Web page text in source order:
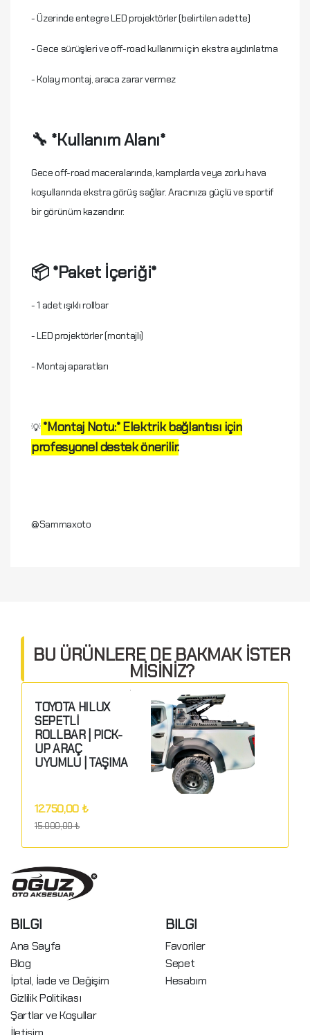
- Üzerinde entegre LED projektörler (belirtilen adette)
- Gece sürüşleri ve off-road kullanımı için ekstra aydınlatma
- Kolay montaj, araca zarar vermez
🔧 *Kullanım Alanı*
Gece off-road maceralarında, kamplarda veya zorlu hava
koşullarında ekstra görüş sağlar. Aracınıza güçlü ve sportif
bir görünüm kazandırır.
📦 *Paket İçeriği*
- 1 adet ışıklı rollbar
- LED projektörler (montajlı)
- Montaj aparatları
💡*Montaj Notu:* Elektrik bağlantısı için
profesyonel destek önerilir.
GÖNDER
@Sammaxoto
BU ÜRÜNLERE DE BAKMAK İSTER
MİSİNİZ?
TOYOTA HILUX
SEPETLİ
ROLLBAR | PICK-
UP ARAÇ
UYUMLU | TAŞIMA
ROLLBAR
12.750,00 ₺
15.000,00 ₺
BILGI
Ana Sayfa
Blog
İptal, İade ve Değişim
Gizlilik Politikası
Şartlar ve Koşullar
BILGI
Favoriler
Sepet
Hesabım